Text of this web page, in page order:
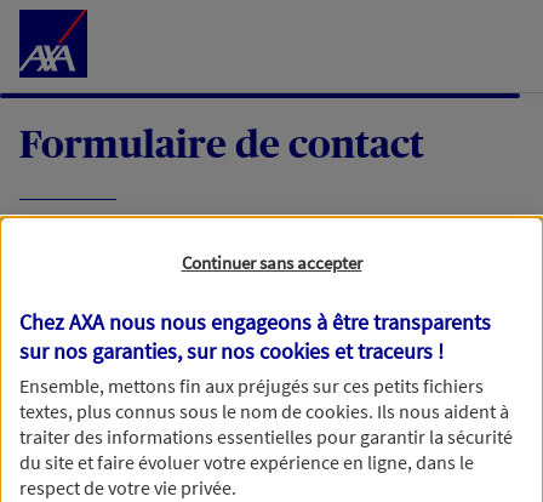
Accéder au Contenu
Formulaire de contact
demande, nous vous répondrons dans les
meilleurs délais par mail ou par téléphone.
Votre message :
Continuer sans accepter
Chez AXA nous nous engageons à être transparents
sur nos garanties, sur noscookies et traceurs !
Ensemble, mettons fin aux préjugés sur ces petits fichiers
textes, plus connus sous le nom decookies. Ils nous aident à
traiter des informations essentielles pour garantir la sécurité
du site et faire évoluer votre expérience en ligne, dans le
respect de votre vie privée.